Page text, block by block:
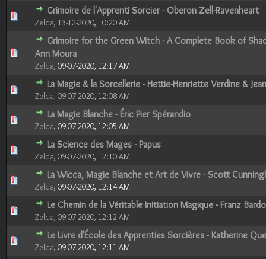
Grimoire de l'Apprenti Sorcier - Oberon Zell-Ravenheart
Zelda, 13-12-2020, 10:20 AM
0 Votes - 0 sur 5 en moyenne
12345
Grimoire for the Green Witch - A Complete Book of
Ann Moura
Zelda, 09-07-2020, 12:17 AM
0 Votes - 0 sur 5 en moyenne
La Magie & la Sorcellerie - Hettie-Henriette Verdine &
Zelda, 09-07-2020, 12:08 AM
0 Votes - 0 sur 5 en moyenne
12345
La Magie Blanche - Éric Pier Spérandio
Zelda, 09-07-2020, 12:05 AM
0 Votes - 0 sur 5 en moyenne
12 45
La Science des Mages - Papus
Zelda, 09-07-2020, 12:10 AM
0 Votes - 0 sur 5 en moyenne
12345
La Wicca, Magie Blanche et Art de Vivre - Scott
Zelda, 09-07-2020, 12:14 AM
0 Votes - 0 sur 5 en moyenne
12345
Le Chemin de la Véritable Initiation Magique - Franz
Zelda, 09-07-2020, 12:12 AM
0 Votes - 0 sur 5 en moyenne
1 2345
Le Livre d'École des Apprenties Sorcières - Katherine
Zelda, 09-07-2020, 12:11 AM
0 Votes - 0 sur 5 en moyenne
1234 5